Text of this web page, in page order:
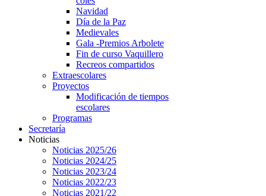
Navidad
Día de la Paz
Medievales
Gala -Premios Arbolete
Fin de curso Vaquillero
Recreos compartidos
Extraescolares
Proyectos
Modificación de tiempos
escolares
Programas
Secretaría
Noticias
Noticias 2025/26
Noticias 2024/25
Noticias 2023/24
Noticias 2022/23
Noticias 2021/22